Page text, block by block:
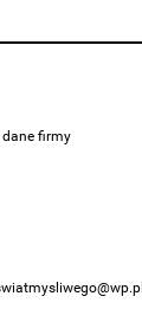
firmy